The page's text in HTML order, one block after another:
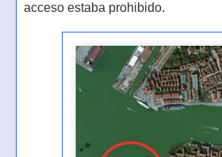
acceso estaba prohibido.